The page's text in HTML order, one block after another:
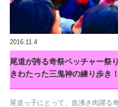
2016.11.4
尾道が誇る奇祭ベッチャー祭
きわたった三鬼神の練り歩き！
尾道っ子にとって、血沸き肉躍る